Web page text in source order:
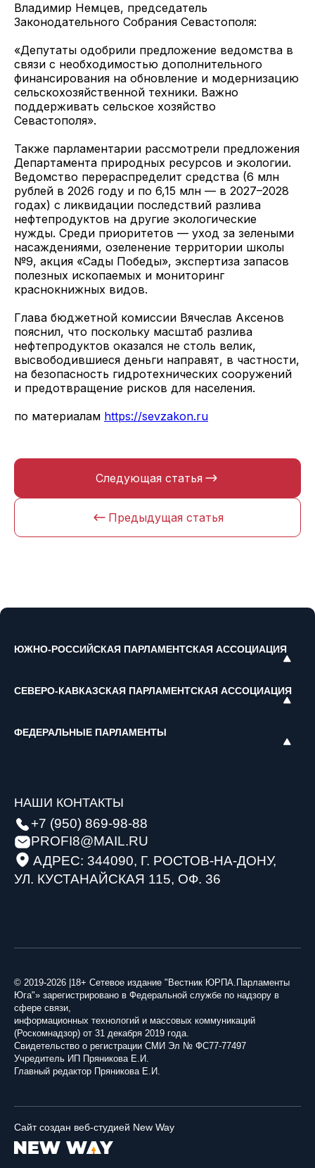
Владимир Немцев, председатель
Законодательного Собрания Севастополя:
«Депутаты одобрили предложение ведомства в
связи с необходимостью дополнительного
финансирования на обновление и модернизацию
сельскохозяйственной техники. Важно
поддерживать сельское хозяйство
Севастополя».
Также парламентарии рассмотрели предложения
Департамента природных ресурсов и экологии.
Ведомство перераспределит средства (6 млн
рублей в 2026 году и по 6,15 млн — в 2027–2028
годах) с ликвидации последствий разлива
нефтепродуктов на другие экологические
нужды. Среди приоритетов — уход за зелеными
насаждениями, озеленение территории школы
№9, акция «Сады Победы», экспертиза запасов
полезных ископаемых и мониторинг
краснокнижных видов.
Глава бюджетной комиссии Вячеслав Аксенов
пояснил, что поскольку масштаб разлива
нефтепродуктов оказался не столь велик,
высвободившиеся деньги направят, в частности,
на безопасность гидротехнических сооружений
и предотвращение рисков для населения.
по материалам https://sevzakon.ru
Предыдущая статья
Следующая статья
ЮЖНО-РОССИЙСКАЯ ПАРЛАМЕНТСКАЯ АССОЦИАЦИЯ
СЕВЕРО-КАВКАЗСКАЯ ПАРЛАМЕНТСКАЯ АССОЦИАЦИЯ
ФЕДЕРАЛЬНЫЕ ПАРЛАМЕНТЫ
НАШИ КОНТАКТЫ
+7 (950) 869-98-88
PROFI8@MAIL.RU
АДРЕС: 344090, Г. РОСТОВ-НА-ДОНУ,
УЛ. КУСТАНАЙСКАЯ 115, ОФ. 36
© 2019-2026 |18+ Сетевое издание "Вестник ЮРПА.Парламенты
Юга"» зарегистрировано в Федеральной службе по надзору в
сфере связи,
информационных технологий и массовых коммуникаций
(Роскомнадзор) от 31 декабря 2019 года.
Свидетельство о регистрации СМИ Эл № ФС77-77497
Учредитель ИП Пряникова Е.И.
Главный редактор Пряникова Е.И.
Сайт создан веб-студией New Way